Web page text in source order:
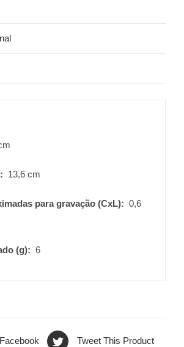
13,6 cm
para gravação(CxL): 0,6
(g): 6
Tweet This Product